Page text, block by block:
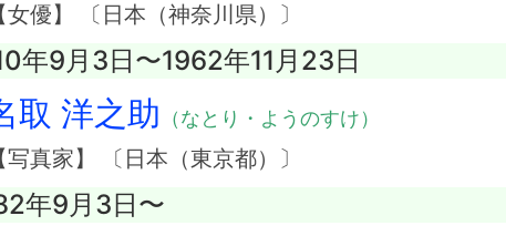
【女優】 〔日本（神奈川県）〕
年9月3日〜1962年11月23日
取 洋之助 （なとり・ようのすけ）
【写真家】 〔日本（東京都）〕
年9月3日〜